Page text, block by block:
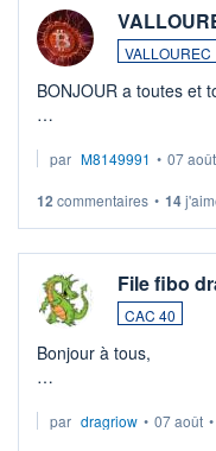
VALLOUREC
BONJOUR a toutes et
détachement du
par M8149991 • 07 août
12 commentaires • 14
File fibo
CAC 40
Bonjour à tous,
Range de départ
par dragriow • 07 août •